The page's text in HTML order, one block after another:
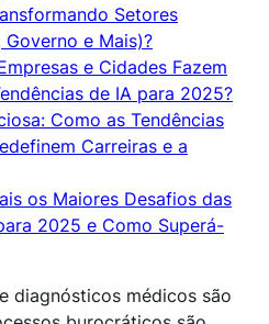
Setores
Governo e Mais)?
e Cidades Fazem
de IA para 2025?
Como as Tendências
Carreiras e a
os Maiores Desafios das
2025 e Como Superá-
diagnósticos médicos são